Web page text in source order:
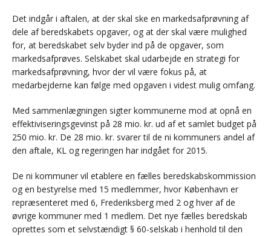
Det indgår i aftalen, at der skal ske en markedsafprøvning af
dele af beredskabets opgaver, og at der skal være mulighed
for, at beredskabet selv byder ind på de opgaver, som
markedsafprøves. Selskabet skal udarbejde en strategi for
markedsafprøvning, hvor der vil være fokus på, at
medarbejderne kan følge med opgaven i videst mulig omfang.
Med sammenlægningen sigter kommunerne mod at opnå en
effektiviseringsgevinst på 28 mio. kr. ud af et samlet budget på
250 mio. kr. De 28 mio. kr. svarer til de ni kommuners andel af
den aftale, KL og regeringen har indgået for 2015.
De ni kommuner vil etablere en fælles beredskabskommission
og en bestyrelse med 15 medlemmer, hvor København er
repræsenteret med 6, Frederiksberg med 2 og hver af de
øvrige kommuner med 1 medlem. Det nye fælles beredskab
oprettes som et selvstændigt § 60-selskab i henhold til den